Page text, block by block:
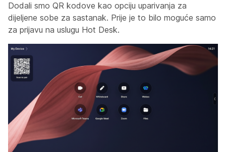
Dodali smo QR kodove kao opciju uparivanja za
dijeljene sobe za sastanak. Prije je to bilo moguće samo
za prijavu na uslugu Hot Desk.